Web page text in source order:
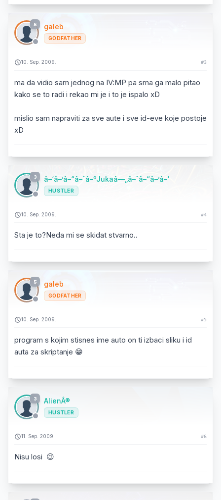
5 galeb
GODFATHER
10. Sep. 2009. #3
ma da vidio sam jednog na IV:MP pa sma ga malo pitao
kako se to radi i rekao mi je i to je ispalo xD
mislio sam napraviti za sve aute i sve id-eve koje postoje
xD
3 â–‘â–’â–“â–ˆâ–ºJukaâ—„â–ˆâ–“â–’â–‘
HUSTLER
10. Sep. 2009. #4
Sta je to?Neda mi se skidat stvarno..
5 galeb
GODFATHER
10. Sep. 2009. #5
program s kojim stisnes ime auto on ti izbaci sliku i id
auta za skriptanje 😁
3 AlienÂ®
HUSTLER
11. Sep. 2009. #6
Nisu losi 😉